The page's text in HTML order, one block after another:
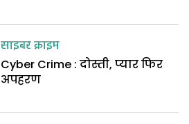
साइबर क्राइम
Cyber Crime : दोस्ती, प्यार फिर
अपहरण